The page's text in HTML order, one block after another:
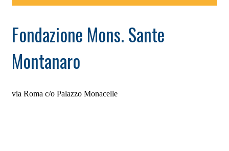
Fondazione Mons. Sante
Montanaro
via Roma c/o Palazzo Monacelle